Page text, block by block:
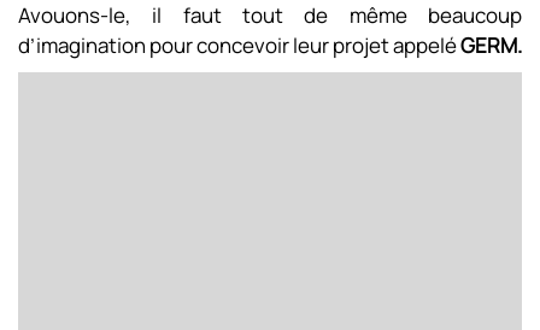
Avouons-le, il faut tout de même beaucoup
d’imagination pour concevoir leur projet appeléGERM.